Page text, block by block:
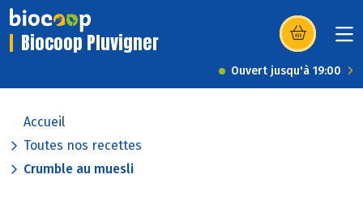
Biocoop Pluvigner (s’ouvre dans
Ouvert jusqu'à 19:00
Accueil
Toutes nos recettes
Crumble au muesli